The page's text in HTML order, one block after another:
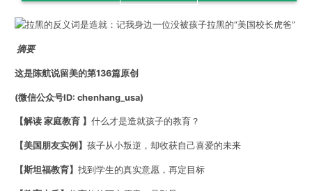
摘要
这是陈航说留美的第136篇原创
(微信公众号ID: chenhang_usa)
【解读 家庭教育 】 什么才是造就孩子的教育？
【美国朋友实例】 孩子从小叛逆，却收获自己喜爱的未来
【斯坦福教育】 找到学生的真实意愿，再定目标